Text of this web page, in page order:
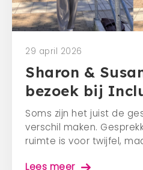
29 april 2026
Sharon &
bezoek bij
Soms zijn het juist de
verschil maken.
ruimte is voor twijfel,
Lees meer